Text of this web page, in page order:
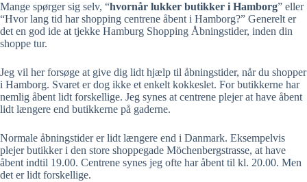
Mange spørger sig selv, “hvornår lukker butikker i Hamborg” eller
“Hvor lang tid har shopping centrene åbent i Hamborg?” Generelt er
det en god ide at tjekke Hamburg Shopping Åbningstider, inden din
shoppe tur.
Jeg vil her forsøge at give dig lidt hjælp til åbningstider, når du shopper
i Hamborg. Svaret er dog ikke et enkelt kokkeslet. For butikkerne har
nemlig åbent lidt forskellige. Jeg synes at centrene plejer at have åbent
lidt længere end butikkerne på gaderne.
Normale åbningstider er lidt længere end i Danmark. Eksempelvis
plejer butikker i den store shoppegade Möchenbergstrasse, at have
åbent indtil 19.00. Centrene synes jeg ofte har åbent til kl. 20.00. Men
det er lidt forskellige.